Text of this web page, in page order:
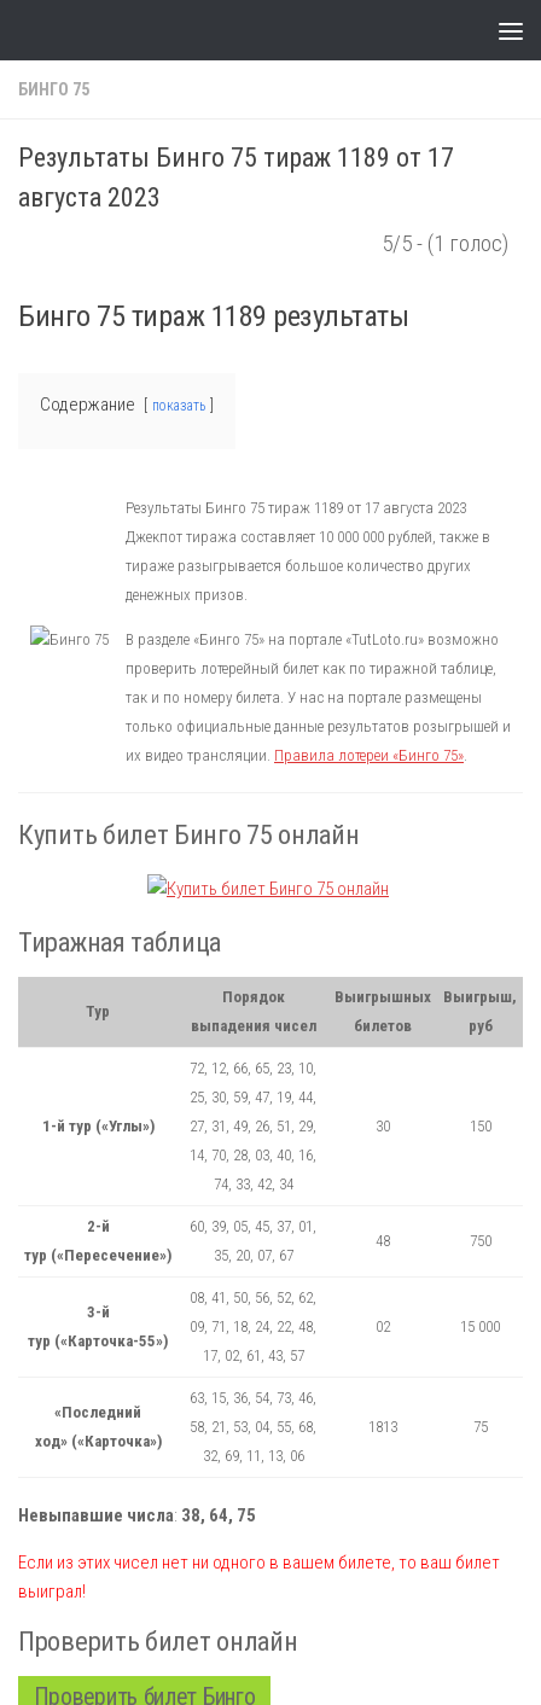
БИНГО 75
Результаты Бинго 75 тираж 1189 от 17
августа 2023
5/5 - (1 голос)
Бинго 75 тираж 1189 результаты
Содержание показать
Результаты Бинго 75 тираж 1189 от 17 августа 2023
Джекпот тиража составляет 10 000 000 рублей, также в
тираже разыгрывается большое количество других
денежных призов.
В разделе «Бинго 75» на портале «TutLoto.ru» возможно
проверить лотерейный билет как по тиражной таблице,
так и по номеру билета. У нас на портале размещены
только официальные данные результатов розыгрышей и
их видео трансляции. Правила лотереи «Бинго 75».
Купить билет Бинго 75 онлайн
Тиражная таблица
Тур
Порядок
выпадения чисел
Выигрышных
билетов
Выигрыш,
руб
1-й тур («Углы»)
72, 12, 66, 65, 23, 10,
25, 30, 59, 47, 19, 44,
27, 31, 49, 26, 51, 29,
14, 70, 28, 03, 40, 16,
74, 33, 42, 34
30 150
2-й
тур («Пересечение»)
60, 39, 05, 45, 37, 01,
35, 20, 07, 67
48 750
3-й
тур («Карточка-55»)
08, 41, 50, 56, 52, 62,
09, 71, 18, 24, 22, 48,
17, 02, 61, 43, 57
02 15 000
«Последний
ход» («Карточка»)
63, 15, 36, 54, 73, 46,
58, 21, 53, 04, 55, 68,
32, 69, 11, 13, 06
1813 75
Невыпавшие числа: 38, 64, 75
Если из этих чисел нет ни одного в вашем билете, то ваш билет
выиграл!
Проверить билет онлайн
Проверить билет Бинго